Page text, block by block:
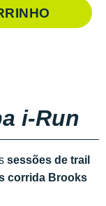
i-Run
sessões de trail
corrida Brooks